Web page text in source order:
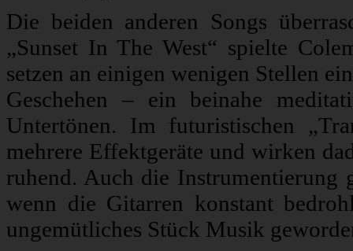
Die beiden anderen Songs
„Sunset In The West“ spielte
setzen an einigen wenigen Stellen
Geschehen – ein beinahe
Untertönen. Im futuristischen
mehrere Effektgeräte und wirken
ruhend. Auch die
wenn die Gitarren konstant
ungemütliches Stück Musik